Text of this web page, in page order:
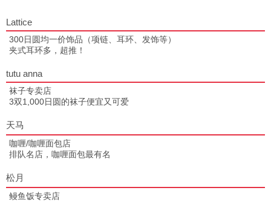
Lattice
300日圆均一价饰品（项链、耳环、发饰等）
夹式耳环多，超推！
tutu anna
袜子专卖店
3双1,000日圆的袜子便宜又可爱
天马
咖喱/咖喱面包店
排队名店，咖喱面包最有名
松月
鳗鱼饭专卖店